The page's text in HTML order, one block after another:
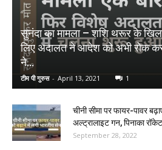
सुनंदा का मामला – शशि थरूर के
लिए अदालत ने आदेश को अभी रोक
ने...
टीम पी गुरुस - April 13, 2021 1
चीनी सीमा पर फायर-पावर
अल्ट्रालाइट गन, पिनाका
September 28, 2022